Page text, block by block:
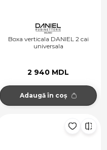
Boxa verticala DANIEL 2 cai
universala
2 940 MDL
Adaugă în coș